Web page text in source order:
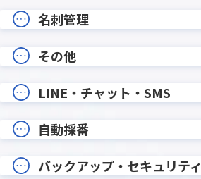
名刺管理
その他
LINE・チャット・SMS
自動採番
バックアップ・セキュリティ